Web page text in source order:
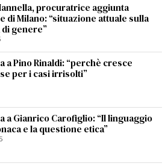
procuratrice aggiunta
di Milano: “situazione attuale sulla
genere”
a Pino Rinaldi: “perchè cresce
per i casi irrisolti”
a Gianrico Carofiglio: “Il linguaggio
e la questione etica”